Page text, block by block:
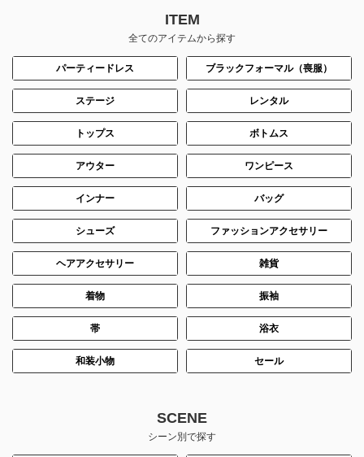
ITEM
全てのアイテムから探す
パーティードレス ブラックフォーマル（喪服）
ステージ レンタル
トップス ボトムス
アウター ワンピース
インナー バッグ
シューズ ファッションアクセサリー
ヘアアクセサリー 雑貨
着物 振袖
帯 浴衣
和装小物 セール
SCENE
シーン別で探す